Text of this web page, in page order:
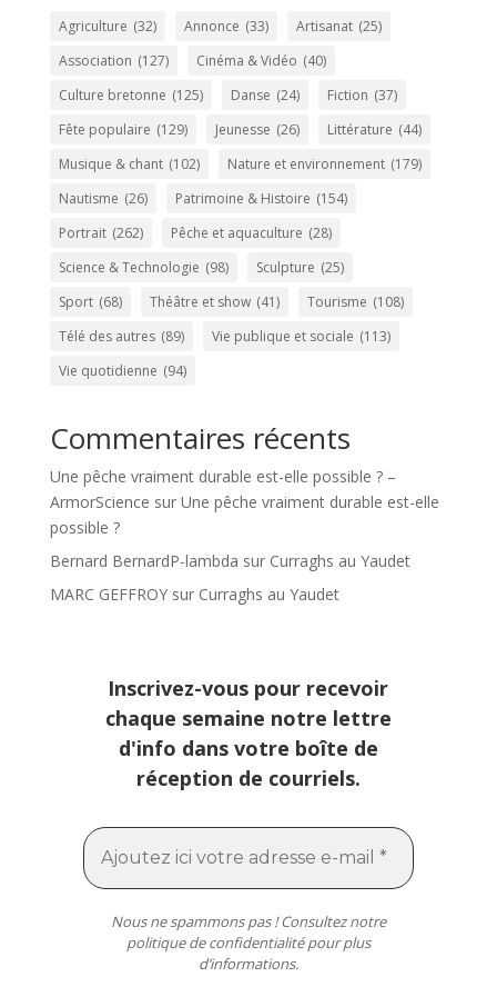
Agriculture (32) Annonce (33) Artisanat (25)
Association (127) Cinéma & Vidéo (40)
Culture bretonne (125) Danse (24) Fiction (37)
Fête populaire (129) Jeunesse (26) Littérature (44)
Musique & chant (102) Nature et environnement (179)
Nautisme (26) Patrimoine & Histoire (154)
Portrait (262) Pêche et aquaculture (28)
Science & Technologie (98) Sculpture (25)
Sport (68) Théâtre et show (41) Tourisme (108)
Télé des autres (89) Vie publique et sociale (113)
Vie quotidienne (94)
Commentaires récents
Une pêche vraiment durable est-elle possible ? –
ArmorScience sur Une pêche vraiment durable est-elle
possible ?
Bernard BernardP-lambda sur Curraghs au Yaudet
MARC GEFFROYsur Curraghs au Yaudet
Inscrivez-vous pour recevoir
chaque semaine notre lettre
d'info dans votre boîte de
réception de courriels.
Nous ne spammons pas ! Consultez notre
politique de confidentialitépour plus
d’informations.